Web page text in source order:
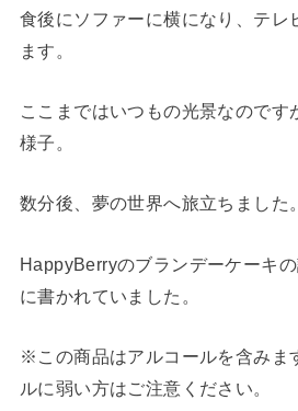
食後にソファーに横になり、テレ
ます。
ここまではいつもの光景なのです
様子。
数分後、夢の世界へ旅立ちました。
HappyBerryのブランデーケーキ
に書かれていました。
※この商品はアルコールを含みま
ルに弱い方はご注意ください。